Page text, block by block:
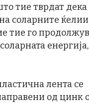
тие тврдат
соларните
тие го
лента се
од цинк